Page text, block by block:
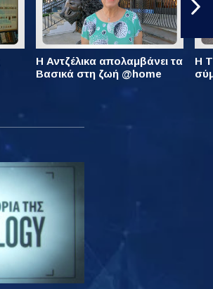
Η Αντζέλικα απολαμβάνει τα
Βασικά στη ζωή @home
Η